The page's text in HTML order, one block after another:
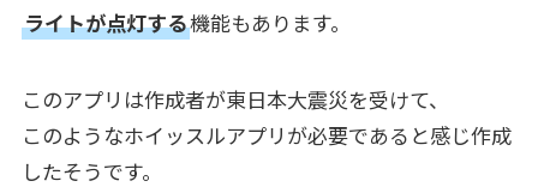
ライトが点灯する機能もあります。
このアプリは作成者が東日本大震災を受けて、
このようなホイッスルアプリが必要であると感じ作成
したそうです。